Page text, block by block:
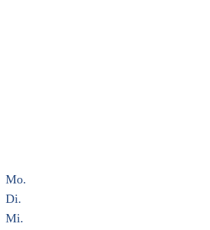
Mo.
Di.
Mi.